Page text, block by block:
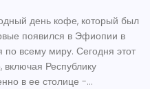
день кофе, который был
появился в Эфиопии в
по всему миру. Сегодня этот
включая Республику
в ее столице -